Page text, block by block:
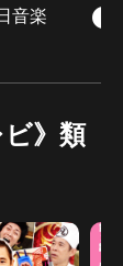
音楽
play_circle_filled
》類